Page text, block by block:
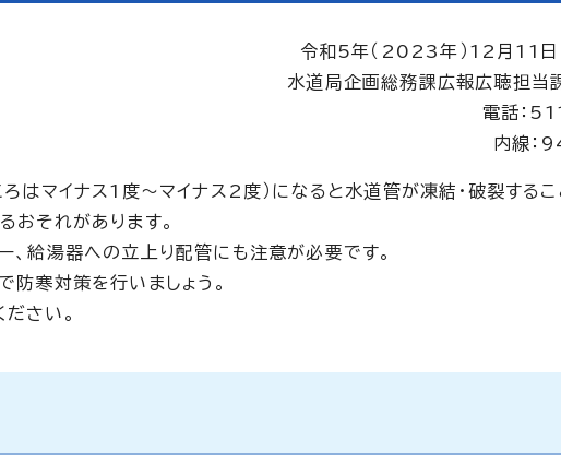
令和5年（2023年）12月11日
水道局企画総務課広報広聴担当
電話：
内線：
はマイナス1度～マイナス2度）になると水道管が凍結・破裂するこ
おそれがあります。
給湯器への立上り配管にも注意が必要です。
防寒対策を行いましょう。
さい。